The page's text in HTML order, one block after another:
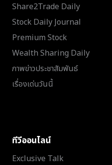
Share2Trade Daily
Stock Daily Journal
Premium Stock
Wealth Sharing Daily
ภาพข่าวประชาสัมพันธ์
เรื่องเด่นวันนี้
ทีวีออนไลน์
Exclusive Talk